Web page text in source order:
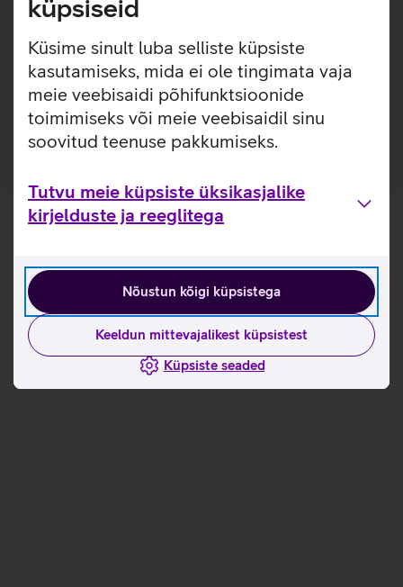
küpsiseid
Küsime sinult luba selliste küpsiste
kasutamiseks, mida ei ole tingimata vaja
meie veebisaidi põhifunktsioonide
toimimiseks või meie veebisaidil sinu
soovitud teenuse pakkumiseks.
Tutvu meie küpsiste üksikasjalike
kirjelduste ja reeglitega
Nõustun kõigi küpsistega
Keeldun mittevajalikest küpsistest
Küpsiste seaded
fotoaparaadis.
Kasulikud lingid
Tutvu SanDisk Ultra mälukaardi omadustega lähemalt